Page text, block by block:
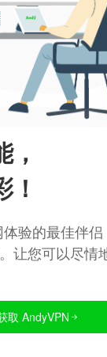
验的最佳伴
让您可以尽情
取 AndyVPN